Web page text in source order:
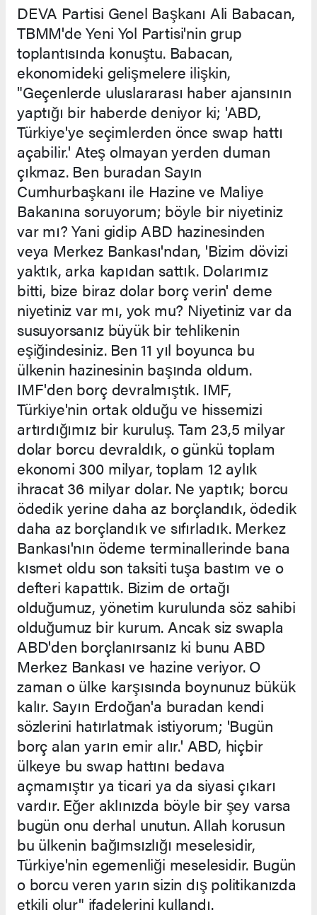
DEVA Partisi Genel Başkanı Ali Babacan,
TBMM'de Yeni Yol Partisi'nin grup
toplantısında konuştu. Babacan,
ekonomideki gelişmelere ilişkin,
"Geçenlerde uluslararası haber ajansının
yaptığı bir haberde deniyor ki; 'ABD,
Türkiye'ye seçimlerden önce swap hattı
açabilir.' Ateş olmayan yerden duman
çıkmaz. Ben buradan Sayın
Cumhurbaşkanı ile Hazine ve Maliye
Bakanına soruyorum; böyle bir niyetiniz
var mı? Yani gidip ABD hazinesinden
veya Merkez Bankası'ndan, 'Bizim dövizi
yaktık, arka kapıdan sattık. Dolarımız
bitti, bize biraz dolar borç verin' deme
niyetiniz var mı, yok mu? Niyetiniz var da
susuyorsanız büyük bir tehlikenin
eşiğindesiniz. Ben 11 yıl boyunca bu
ülkenin hazinesinin başında oldum.
IMF'den borç devralmıştık. IMF,
Türkiye'nin ortak olduğu ve hissemizi
artırdığımız bir kuruluş. Tam 23,5 milyar
dolar borcu devraldık, o günkü toplam
ekonomi 300 milyar, toplam 12 aylık
ihracat 36 milyar dolar. Ne yaptık; borcu
ödedik yerine daha az borçlandık, ödedik
daha az borçlandık ve sıfırladık. Merkez
Bankası'nın ödeme terminallerinde bana
kısmet oldu son taksiti tuşa bastım ve o
defteri kapattık. Bizim de ortağı
olduğumuz, yönetim kurulunda söz sahibi
olduğumuz bir kurum. Ancak siz swapla
ABD'den borçlanırsanız ki bunu ABD
Merkez Bankası ve hazine veriyor. O
zaman o ülke karşısında boynunuz bükük
kalır. Sayın Erdoğan'a buradan kendi
sözlerini hatırlatmak istiyorum; 'Bugün
borç alan yarın emir alır.' ABD, hiçbir
ülkeye bu swap hattını bedava
açmamıştır ya ticari ya da siyasi çıkarı
vardır. Eğer aklınızda böyle bir şey varsa
bugün onu derhal unutun. Allah korusun
bu ülkenin bağımsızlığı meselesidir,
Türkiye'nin egemenliği meselesidir. Bugün
o borcu veren yarın sizin dış politikanızda
etkili olur" ifadelerini kullandı.